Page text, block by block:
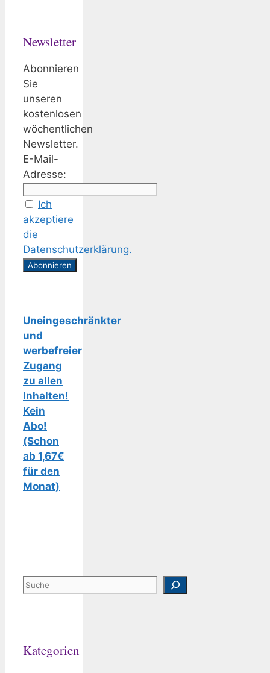
Newsletter
Abonnieren
Sie
unseren
kostenlosen
wöchentlichen
Newsletter.
E-Mail-
Adresse:
Ich
akzeptiere
die
Datenschutzerklärung.
Uneingeschränkter
und
werbefreier
Zugang
zu allen
Inhalten!
Kein
Abo!
(Schon
ab 1,67€
für den
Monat)
Suchen
Kategorien